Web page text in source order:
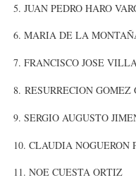
5. JUAN PEDRO HARO
6. MARIA DE LA
7. FRANCISCO JOSE
8. RESURRECION GOMEZ
9. SERGIO AUGUSTO
10. CLAUDIA NOGUERON
11. NOE CUESTA ORTIZ